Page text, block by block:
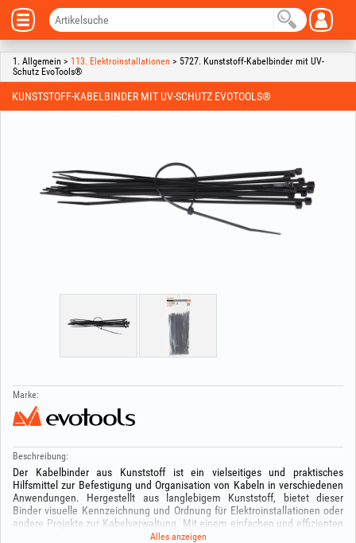
1. Allgemein > 113. Elektroinstallationen > 5727. Kunststoff-Kabelbinder mit UV-
Schutz EvoTools®
KUNSTSTOFF-KABELBINDER MIT UV-SCHUTZ EVOTOOLS®
Marke:
Beschreibung:
Der Kabelbinder aus Kunststoff ist ein vielseitiges und praktisches
Hilfsmittel zur Befestigung und Organisation von Kabeln in verschiedenen
Anwendungen. Hergestellt aus langlebigem Kunststoff, bietet dieser
Binder visuelle Kennzeichnung und Ordnung für Elektroinstallationen oder
andere Projekte zur Kabelverwaltung. Mit einem einfachen und effizienten
Verschlusssystem erleichtert der Kunststoff‑Kabelbinder die Montage und
Alles anzeigen